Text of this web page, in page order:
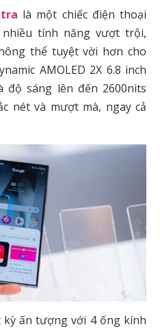
là một chiếc điện thoại
tính năng vượt trội,
thể tuyệt vời hơn cho
AMOLED 2X 6.8 inch
độ sáng lên đến 2600nits
nét và mượt mà, ngay cả
kỳ ấn tượng với 4 ống kính